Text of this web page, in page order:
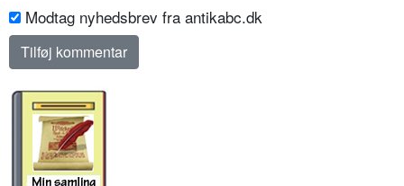
Modtag nyhedsbrev fra antikabc.dk